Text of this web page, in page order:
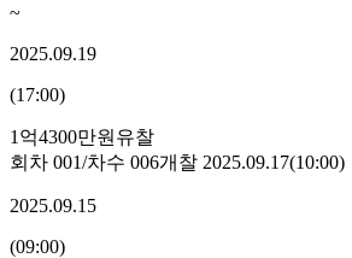
~
2025.09.19
(17:00)
1억4300만원 유찰
회차 001/차수 006개찰 2025.09.17(10:00)
2025.09.15
(09:00)